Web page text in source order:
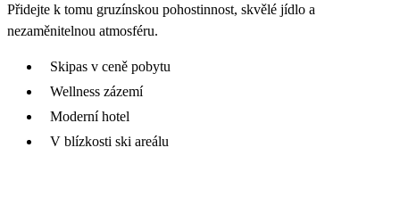
Přidejte k tomu gruzínskou pohostinnost, skvělé jídlo a
nezaměnitelnou atmosféru.
Skipas v ceně pobytu
Wellness zázemí
Moderní hotel
V blízkosti ski areálu